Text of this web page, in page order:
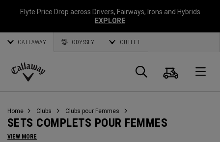
Elyte Price Drop across Drivers, Fairways, Irons and Hybrids
EXPLORE
CALLAWAY ODYSSEY OUTLET
Callaway
Panier
Home Clubs Clubs pour Femmes
SETS COMPLETS POUR FEMMES
VIEW MORE